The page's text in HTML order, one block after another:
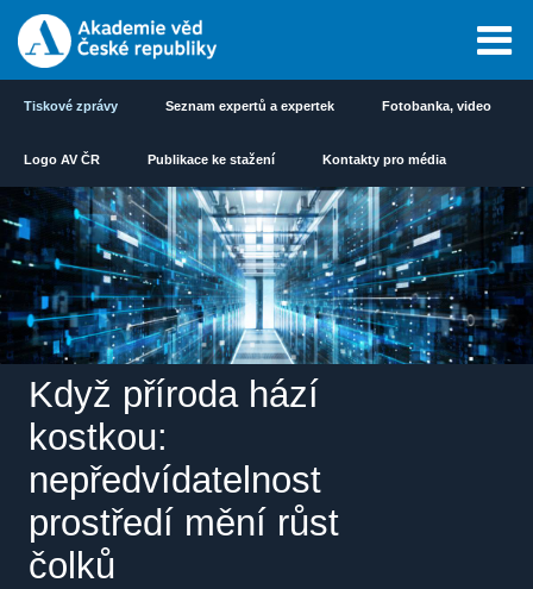
Tiskové zprávy Seznam expertů a expertek Fotobanka, video
Logo AV ČR Publikace ke stažení Kontakty pro média
Když příroda hází
kostkou:
nepředvídatelnost
prostředí mění růst
čolků